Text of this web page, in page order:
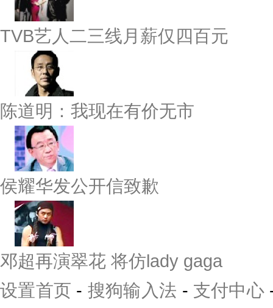
TVB艺人二三线月薪仅四百元
陈道明：我现在有价无市
侯耀华发公开信致歉
邓超再演翠花 将仿lady gaga
设置首页 - 搜狗输入法 - 支付中心